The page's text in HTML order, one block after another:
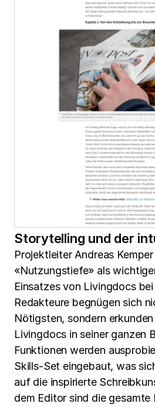
Storytelling und der
Projektleiter Andreas
«Nutzungstiefe» als
Einsatzes von Livingdocs
Redakteure begnügen sich
Nötigsten, sondern
Livingdocs in seiner ganzen
Funktionen werden
Skills-Set eingebaut, was
auf die inspirierte
dem Editor sind die gesamte